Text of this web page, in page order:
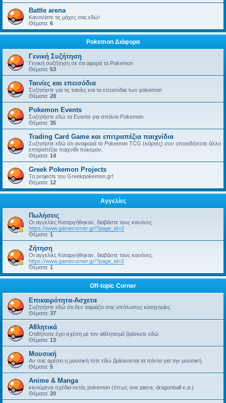
Battle arena
Κανονίστε τις μάχες σας εδώ!
Θέματα: 6
Pokemon Διάφορα
Γενική Συζήτηση
Γενική συζήτηση σε ότι αφορά τα Pokemon
Θέματα: 53
Ταινίες και επεισόδια
Συζητήστε για τις ταινίες και τα επεισόδια των pokemon
Θέματα: 28
Pokemon Events
Συζητήστε εδώ τα Events για σπάνια Pokemon.
Θέματα: 35
Trading Card Game και επιτραπέζια παιχνίδια
Συζητήστε εδώ ότι αναφορά το Pokemon TCG (κάρτες) συν οποιοδήποτε άλλο
επιτραπέζιο παιχνίδι πόκεμον.
Θέματα: 14
Greek Pokemon Projects
Τα projects του Greekpokemon.gr!
Θέματα: 12
Αγγελίες
Πωλήσεις
Οι αγγελίες Καταργήθηκαν, διαβάστε τους κανόνες.
https://www.gamecorner.gr/?page_id=2
Θέματα: 1
Ζήτηση
Οι αγγελίες Καταργήθηκαν, διαβάστε τους κανόνες.
https://www.gamecorner.gr/?page_id=2
Θέματα: 1
Off-topic Corner
Επικαιρότητα-Ασχετα
Συζητήστε εδώ ότι δεν ταιριάζει στις υπόλοιπες κατηγορίες.
Θέματα: 37
Αθλητικά
Οτιδήποτε έχει σχέση με τον αθλητισμό βρίσκετε εδώ.
Θέματα: 13
Μουσική
Αν σας αρέσει η μουσική τότε εδώ βρίσκονται τα πάντα για την μουσική.
Θέματα: 5
Anime & Manga
κινούμενα σχέδια εκτός pokemon (όπως one piece, dragonball κ.α.)
Θέματα: 20